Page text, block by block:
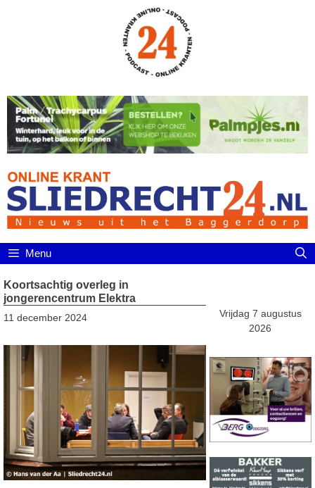
Menu
Koortsachtig overleg in
jongerencentrum Elektra
11 december 2024
Vrijdag 7 augustus
2026